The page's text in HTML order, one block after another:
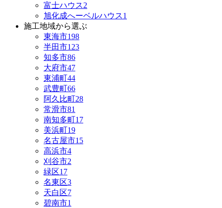
富士ハウス2
旭化成へーベルハウス1
施工地域から選ぶ
東海市198
半田市123
知多市86
大府市47
東浦町44
武豊町66
阿久比町28
常滑市81
南知多町17
美浜町19
名古屋市15
高浜市4
刈谷市2
緑区17
名東区3
天白区7
碧南市1